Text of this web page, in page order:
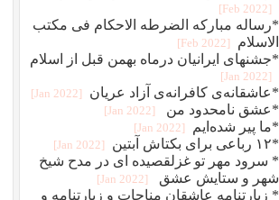
[2022 Feb]
*رساله مبارکه الضرطه الاحکام فی مکتب
الاسلام
[2022 Feb]
*جشنهای ایرانیان درماه بهمن قبل از اسلام
[2022 Jan]
*عاشقانه‌ی کافرانه‌ی آزاد عریان [2022 Jan]
*عشق نامحدود من [2022 Jan]
*ما پیر شده‌ایم [2022 Jan]
*۱۲ رباعی برای بکتاش آبتین [2022 Jan]
* سرود مهر تو غزلقصیده ای در مدح شیخ
شهر و ستایش عشق
[2022 Jan]
* زیارتنامه عاشقان مناجات و زیارتنامه و